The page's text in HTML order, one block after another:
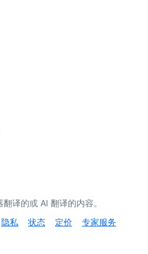
译的或 AI 翻译的内容。
隐私 状态 定价
专家服务